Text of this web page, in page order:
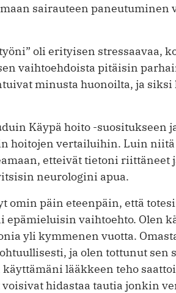
sairauteen paneutuminen
oli erityisen stressaavaa,
vaihtoehdoista pitäisin
minusta huonoilta, ja
Käypä hoito -suositukseen
hoitojen vertailuihin. Luin niitä
etteivät tietoni riittäneet
neurologini apua.
omin päin eteenpäin, että
epämieluisin vaihtoehto. Olen
yli kymmenen vuotta.
ja olen tottunut sen
lääkkeen teho
hidastaa tautia jonkin